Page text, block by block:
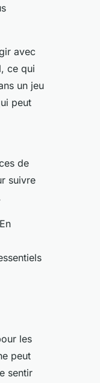
avec
ce qui
un jeu
peut
de
suivre
les
peut
sentir